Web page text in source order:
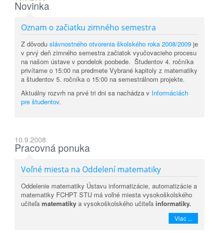
Novinka
Oznam o začiatku zimného semestra
Z dôvodu slávnostného otvorenia školského roka 2008/2009 je
v prvý deň zimného semestra začiatok vyučovacieho procesu
na našom ústave v pondelok poobede. Študentov 4. ročníka
privítame o 15:00 na predmete Vybrané kapitoly z matematiky
a študentov 5. ročníka o 15:00 na semestrálnom projekte.
Aktuálny rozvrh na prvé tri dni sa nachádza v Informáciách
pre študentov.
10.9.2008
Pracovná ponuka
Voľné miesta na Oddelení matematiky
Oddelenie matematiky Ústavu informatizácie, automatizácie a
matematiky FCHPT STU má voľné miesta vysokoškolského
učiteľa matematiky a vysokoškolského učiteľa informatiky.
Viac ...